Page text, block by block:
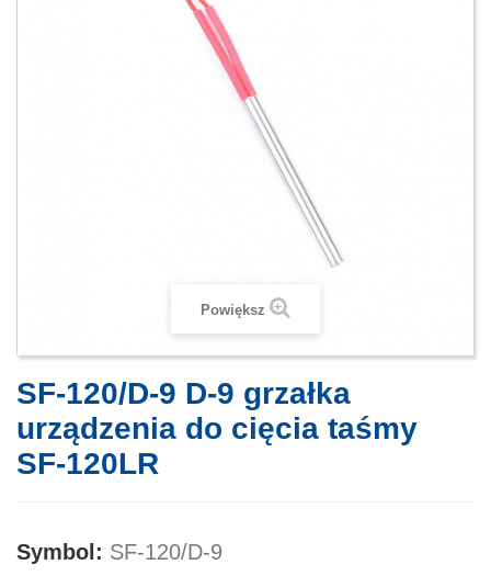
Powiększ
SF-120/D-9 D-9 grzałka
urządzenia do cięcia taśmy
SF-120LR
Symbol: SF-120/D-9